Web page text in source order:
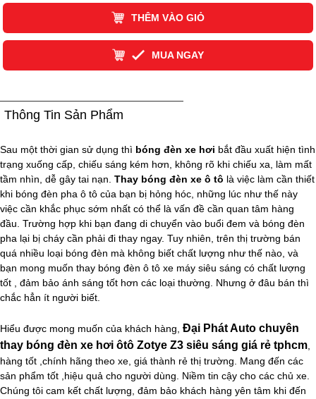
THÊM VÀO GIỎ
MUA NGAY
Thông Tin Sản Phẩm
Sau một thời gian sử dụng thì bóng đèn xe hơi bắt đầu xuất hiện tình
trạng xuống cấp, chiếu sáng kém hơn, không rõ khi chiếu xa, làm mất
tầm nhìn, dễ gây tai nạn. Thay bóng đèn xe ô tô là việc làm cần thiết
khi bóng đèn pha ô tô của bạn bị hỏng hóc, những lúc như thế này
việc cần khắc phục sớm nhất có thể là vấn đề cần quan tâm hàng
đầu. Trường hợp khi bạn đang di chuyển vào buổi đem và bóng đèn
pha lại bị cháy cần phải đi thay ngay. Tuy nhiên, trên thị trường bán
quá nhiều loại bóng đèn mà không biết chất lượng như thế nào, và
bạn mong muốn thay bóng đèn ô tô xe máy siêu sáng có chất lượng
tốt , đảm bảo ánh sáng tốt hơn các loại thường. Nhưng ở đâu bán thì
chắc hẳn ít người biết.
Hiểu được mong muốn của khách hàng, Đại Phát Auto chuyên
thay bóng đèn xe hơi ôtô Zotye Z3 siêu sáng giá rẻ tphcm
hàng tốt ,chính hãng theo xe, giá thành rẻ thị trường. Mang đến các
sản phẩm tốt ,hiệu quả cho người dùng. Niềm tin cậy cho các chủ xe.
Chúng tôi cam kết chất lượng, đảm bảo khách hàng yên tâm khi đến